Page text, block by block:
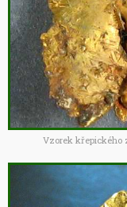
Vzorek křepického